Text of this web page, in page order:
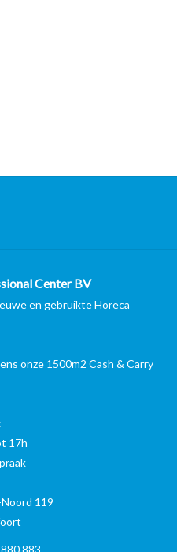
Center BV
en gebruikte Horeca
onze 1500m2 Cash & Carry
17h
119